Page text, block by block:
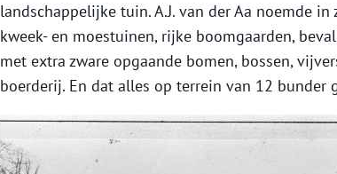
landschappelijke tuin. A.J. van der Aa noemde
kweek- en moestuinen, rijke boomgaarden,
met extra zware opgaande bomen, bossen,
boerderij. En dat alles op terrein van 12 bunder